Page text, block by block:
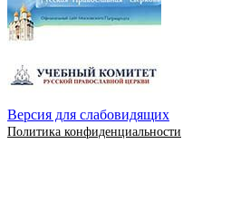
Версия для слабовидящих
Политика конфиденциальности